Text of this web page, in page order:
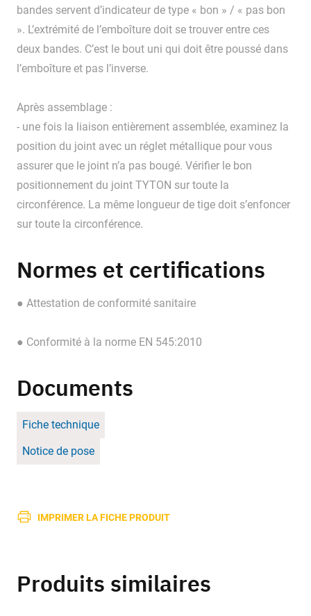
bandes servent d’indicateur de type « bon » / « pas bon
». L’extrémité de l’emboîture doit se trouver entre ces
deux bandes. C’est le bout uni qui doit être poussé dans
l’emboîture et pas l’inverse.
Après assemblage :
- une fois la liaison entièrement assemblée, examinez la
position du joint avec un réglet métallique pour vous
assurer que le joint n’a pas bougé. Vérifier le bon
positionnement du joint TYTON sur toute la
circonférence. La même longueur de tige doit s’enfoncer
sur toute la circonférence.
Normes et certifications
● Attestation de conformité sanitaire
● Conformité à la norme EN 545:2010
Documents
Fiche technique
Notice de pose
IMPRIMER LA FICHE PRODUIT
Produits similaires